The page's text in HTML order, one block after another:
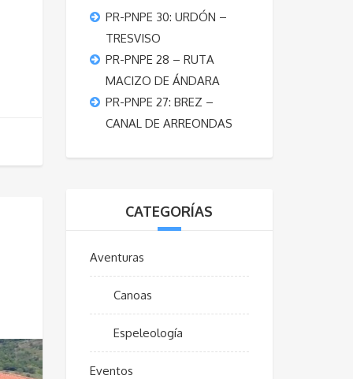
PR-PNPE 30: URDÓN –
TRESVISO
PR-PNPE 28 – RUTA
MACIZO DE ÁNDARA
PR-PNPE 27: BREZ –
CANAL DE ARREONDAS
CATEGORÍAS
Aventuras
Canoas
Espeleología
Eventos